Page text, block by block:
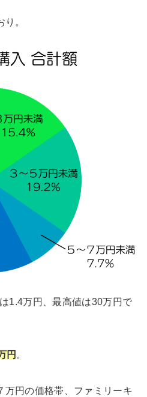
。
1.4万円、最高値は30万円で
円 。
万円の価格帯、ファミリーキ